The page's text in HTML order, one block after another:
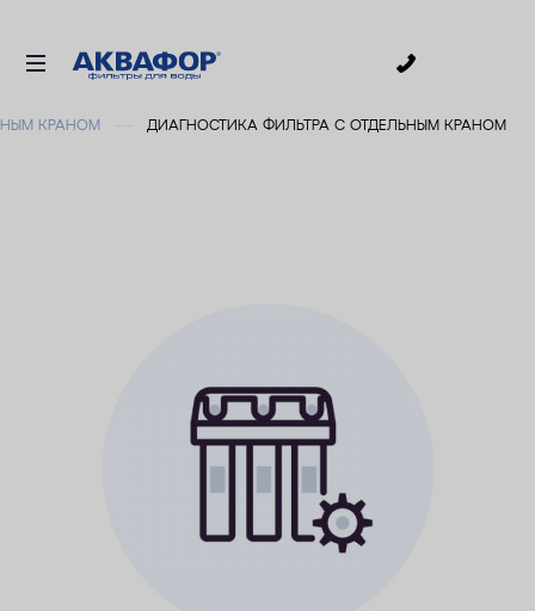
КРАНОМ ДИАГНОСТИКА ФИЛЬТРА С ОТДЕЛЬНЫМ КРАНОМ